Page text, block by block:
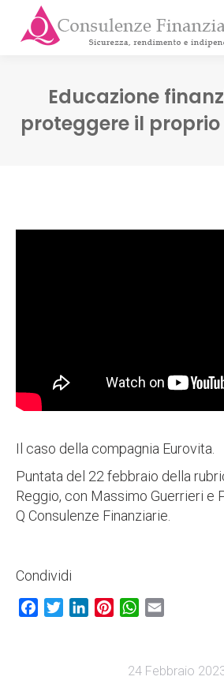
Educazione
proteggere il
Il caso della compagnia Eurovita.
Puntata del 22 febbraio della
Reggio, con Massimo Guerrieri e
Q Consulenze Finanziarie.
Condividi
Facebook
TwitterLinkedInPinterestWhatsApp
24 Febbraio